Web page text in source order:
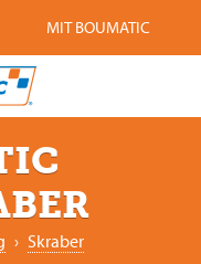
MIT BOUMATIC
› Skraber